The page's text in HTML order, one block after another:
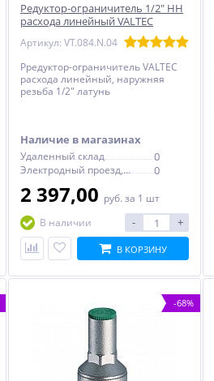
Редуктор-ограничитель 1/2" НН
расхода линейный VALTEC
Артикул: VT.084.N.04
Рредуктор-ограничитель VALTEC
расхода линейный, наружняя
резьба 1/2" латунь
Наличие в магазинах
Удаленный склад 0
Электродный проезд, 6с1 0
2 397,00 руб. за 1 шт
В наличии
- +
В КОРЗИНУ
-68%